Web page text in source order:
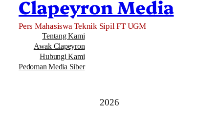
Clapeyron Media
Pers Mahasiswa Teknik Sipil FT UGM
Tentang Kami
Awak Clapeyron
Hubungi Kami
Pedoman Media Siber
2026